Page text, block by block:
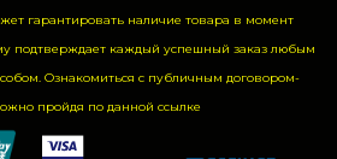
гарантировать наличие товара в момент
подтверждает каждый успешный заказ любым
Ознакомиться с публичным договором-
пройдя по данной ссылке